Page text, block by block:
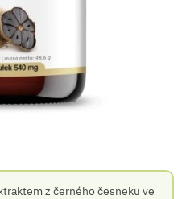
z černého česneku ve